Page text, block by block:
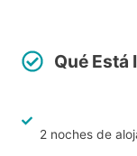
Qué Está
2 noches de